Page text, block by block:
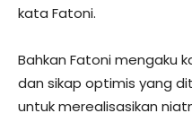
kata Fatoni.
Bahkan Fatoni mengaku
dan sikap optimis yang
untuk merealisasikan